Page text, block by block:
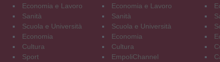
Economia e Lavoro
Sanità
Scuola e Università
Economia
Cultura
Sport
Economia e Lavoro
Sanità
Scuola e Università
Economia
Cultura
EmpoliChannel